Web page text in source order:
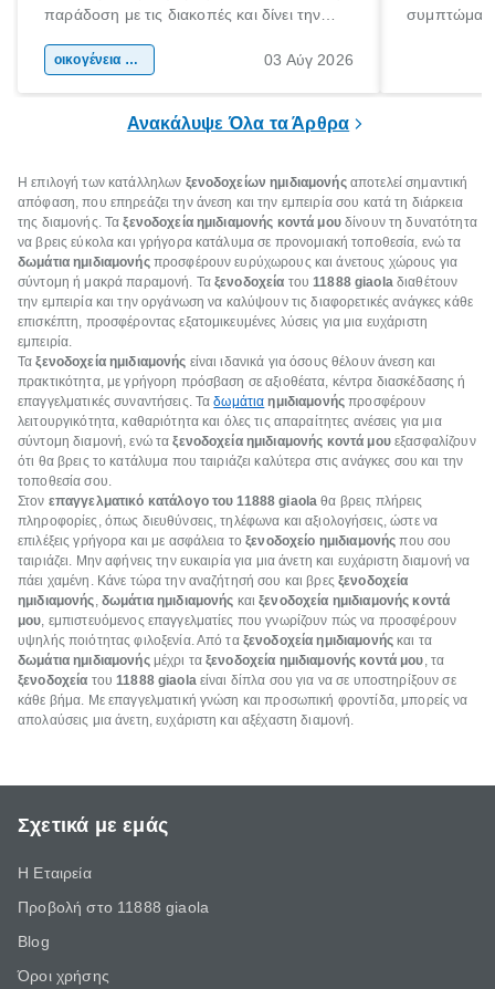
παράδοση με τις διακοπές και δίνει την
χώρας. Είτε πρόκειται για λίγες μέρες
οικογένεια & παιδί 03 Αύγ 2026
Ανακάλυψε Όλα τα Άρθρα
Η επιλογή των κατάλληλων ξενοδοχείων ημιδιαμονήςαποτελεί σημαντική
απόφαση, που επηρεάζει την άνεση και την εμπειρία σου κατά τη διάρκεια
της διαμονής. Ταξενοδοχεία ημιδιαμονής κοντά μουδίνουν τη δυνατότητα
να βρεις εύκολα και γρήγορα κατάλυμα σε προνομιακή τοποθεσία, ενώ τα
δωμάτια ημιδιαμονήςπροσφέρουν ευρύχωρους και άνετους χώρους για
σύντομη ή μακρά παραμονή. Ταξενοδοχεία του11888giaolaδιαθέτουν
την εμπειρία και την οργάνωση να καλύψουν τις διαφορετικές ανάγκες κάθε
επισκέπτη, προσφέροντας εξατομικευμένες λύσεις για μια ευχάριστη
εμπειρία.
Ταξενοδοχεία ημιδιαμονής είναι ιδανικά για όσους θέλουν άνεση και
πρακτικότητα, με γρήγορη πρόσβαση σε αξιοθέατα, κέντρα διασκέδασης ή
επαγγελματικές συναντήσεις. Ταδωμάτια ημιδιαμονής προσφέρουν
λειτουργικότητα, καθαριότητα και όλες τις απαραίτητες ανέσεις για μια
σύντομη διαμονή, ενώ ταξενοδοχεία ημιδιαμονής κοντά μουεξασφαλίζουν
ότι θα βρεις το κατάλυμα που ταιριάζει καλύτερα στις ανάγκες σου και την
τοποθεσία σου.
Στον επαγγελματικό κατάλογο του 11888giaola θα βρεις πλήρεις
πληροφορίες, όπως διευθύνσεις, τηλέφωνα και αξιολογήσεις, ώστε να
επιλέξεις γρήγορα και με ασφάλεια τοξενοδοχείο ημιδιαμονής που σου
ταιριάζει. Μην αφήνεις την ευκαιρία για μια άνετη και ευχάριστη διαμονή να
πάει χαμένη. Κάνε τώρα την αναζήτησή σου και βρεςξενοδοχεία
ημιδιαμονής, δωμάτια ημιδιαμονής καιξενοδοχεία ημιδιαμονής κοντά
μου, εμπιστευόμενος επαγγελματίες που γνωρίζουν πώς να προσφέρουν
υψηλής ποιότητας φιλοξενία. Από τα ξενοδοχεία ημιδιαμονής και τα
δωμάτια ημιδιαμονήςμέχρι ταξενοδοχεία ημιδιαμονής κοντά μου, τα
ξενοδοχεία του11888 giaolaείναι δίπλα σου για να σε υποστηρίξουν σε
κάθε βήμα. Με επαγγελματική γνώση και προσωπική φροντίδα, μπορείς να
απολαύσεις μια άνετη, ευχάριστη και αξέχαστη διαμονή.
Σχετικά με εμάς
Η Εταιρεία
Προβολή στο 11888 giaola
Blog
Όροι χρήσης